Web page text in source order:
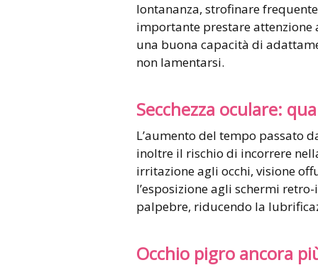
lontananza, strofinare
importante prestare attenzione
una buona capacità di
non lamentarsi.
Secchezza oculare:
L’aumento del tempo passato
inoltre il rischio di incorrere
irritazione agli occhi, visione
l’esposizione agli schermi
palpebre, riducendo la
Occhio pigro ancora